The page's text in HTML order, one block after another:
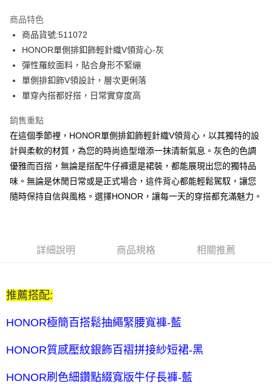
Apple Pay
街口支付
悠遊付
Google Pay
ATM付款
運送方式
全家取貨付款 -訂單滿 $2000 元即享免運服務，未滿則另收
$80 元物流費用。
每筆NT$80，滿NT$2,000(含以上)免運費
每筆NT$80，滿NT$2,000(含以上)免運費
元物流費
$80 元物流費
商品特色
商品貨號:511072
HONOR單側排釦飾輕針織V領背心-灰
彈性羅紋面料，貼合身形不緊繃
單側排釦飾V領設計，層次更俐落
單穿內搭都好搭，日常實穿度高
銷售重點
在這個季節裡，HONOR單側排釦飾輕針織V領背心，以其獨特的設
計與柔軟的材質，為您的時尚造型增添一抹清新氣息。灰色的色調
優雅而百搭，無論是搭配牛仔褲還是裙裝，都能展現出您的獨特品
味。無論是休閒日常或是正式場合，這件背心都能輕鬆駕馭，讓您
隨時保持自信與風格。選擇HONOR，讓每一天的穿搭都充滿魅力。
詳細說明 商品規格 相關推薦
推薦搭配:
HONOR極簡百搭鬆抽繩緊腰寬褲-藍
HONOR質感壓紋銀飾百褶拼接紗短裙-黑
HONOR刷色細鑽點綴寬版牛仔長褲-藍